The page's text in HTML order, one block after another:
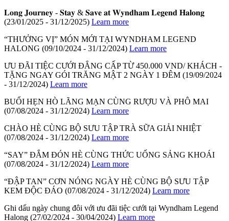
𝐋𝐨𝐧𝐠 𝐉𝐨𝐮𝐫𝐧𝐞𝐲 - 𝐒𝐭𝐚𝐲 & 𝐒𝐚𝐯𝐞 𝐚𝐭 𝐖𝐲𝐧𝐝𝐡𝐚𝐦 𝐋𝐞𝐠𝐞𝐧𝐝 𝐇𝐚𝐥𝐨𝐧𝐠
(23/01/2025 - 31/12/2025) Learn more
“THƯỞNG VỊ” MÓN MỚI TẠI WYNDHAM LEGEND
HALONG (09/10/2024 - 31/12/2024) Learn more
ƯU ĐÃI TIỆC CƯỚI ĐẲNG CẤP TỪ 450.000 VND/ KHÁCH -
TẶNG NGAY GÓI TRĂNG MẬT 2 NGÀY 1 ĐÊM (19/09/2024
- 31/12/2024) Learn more
BUỔI HẸN HÒ LÃNG MẠN CÙNG RƯỢU VÀ PHÔ MAI
(07/08/2024 - 31/12/2024) Learn more
CHÀO HÈ CÙNG BỘ SƯU TẬP TRÀ SỮA GIẢI NHIỆT
(07/08/2024 - 31/12/2024) Learn more
“SAY” ĐẮM ĐÓN HÈ CÙNG THỨC UỐNG SẢNG KHOÁI
(07/08/2024 - 31/12/2024) Learn more
“ĐẬP TAN” CƠN NÓNG NGÀY HÈ CÙNG BỘ SƯU TẬP
KEM ĐỘC ĐÁO (07/08/2024 - 31/12/2024) Learn more
Ghi dấu ngày chung đôi với ưu đãi tiệc cưới tại Wyndham Legend
Halong (27/02/2024 - 30/04/2024) Learn more